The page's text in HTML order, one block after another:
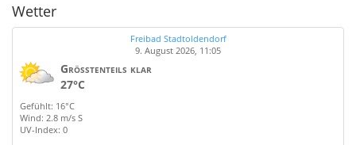
Wetter
Freibad Stadtoldendorf
9. August 2026, 11:05
Größtenteils klar
27°C
Gefühlt: 16°C
Wind: 2.8 m/s S
UV-Index: 0